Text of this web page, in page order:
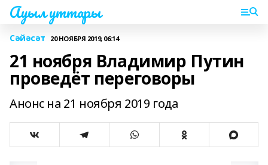
Ауыл уттары
Сәйәсәт 20 НОЯБРЯ 2019, 06:14
21 ноября Владимир Путин
проведёт переговоры
Анонс на 21 ноября 2019 года